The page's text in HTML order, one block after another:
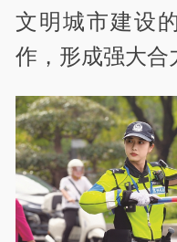
文明城市建设
作，形成强大合